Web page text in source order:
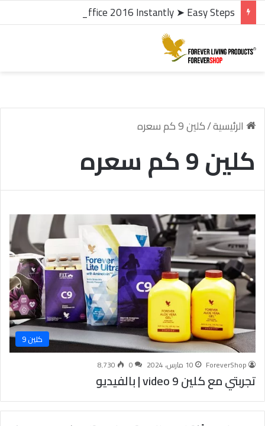
الرئيسية/كلين 9 كم سعره
كلين 9 كم سعره
كلين 9
ForeverShop 10 مارس، 2024 0 8٬730
تجربتي مع كلين 9 video | بالفيديو